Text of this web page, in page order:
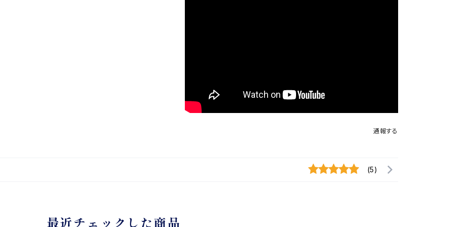
通報する
(5)
最近チェックした商品